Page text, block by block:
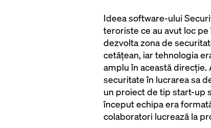
Ideea software-ului
teroriste ce au avut loc
dezvolta zona de
cetățean, iar tehnologia
amplu în această
securitate în lucrarea sa
un proiect de tip start-up
început echipa era
colaboratori lucrează la